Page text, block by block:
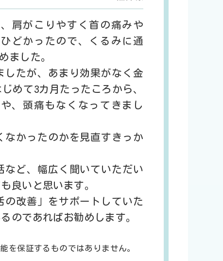
肩がこりやすく首の痛みや
どかったので、くるみに通
ました。
したが、あまり効果がなく金
めて3カ月たったころから、
、頭痛もなくなってきまし
なかったのかを見直すきっか
など、幅広く聞いていただい
良いと思います。
改善」をサポートしていた
のであればお勧めします。
を保証するものではありません。